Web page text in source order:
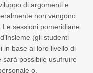
di argomenti e
non vengono
sessioni pomeridiane
(gli studenti
in base al loro livello di
sarà possibile usufruire
o,